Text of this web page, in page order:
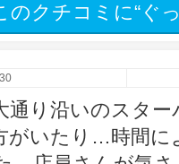
のクチコミに“ぐ
通り沿いのスタ
がいたり…時間